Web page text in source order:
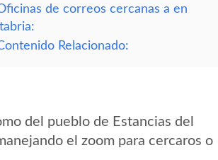
de correos cercanas a en
Relacionado:
del pueblo de Estancias del
el zoom para cercaros o